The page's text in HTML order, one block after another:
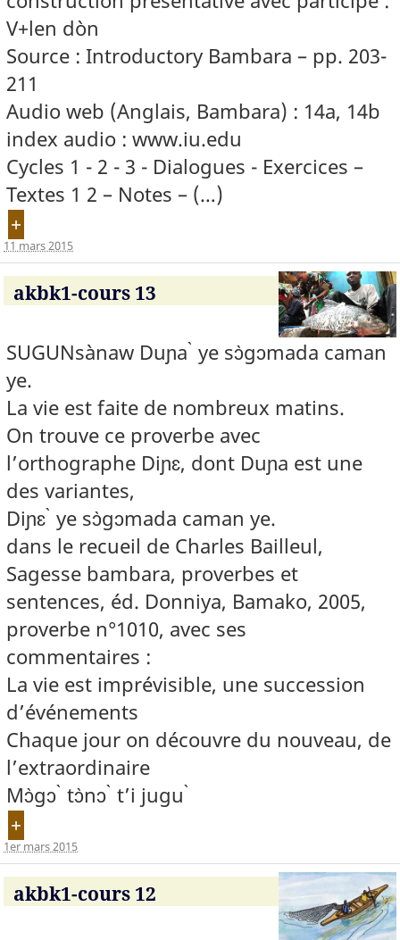
V+len dòn
Source : Introductory Bambara – pp. 203-
211
Audio web (Anglais, Bambara) : 14a, 14b
index audio : www.iu.edu
Cycles 1 - 2 - 3 - Dialogues - Exercices –
Textes 1 2 – Notes – (…)
+
11 mars 2015
akbk1-cours 13
SUGUNsànaw Duɲa ̀ ye sɔ̀gɔmada caman
ye.
La vie est faite de nombreux matins.
On trouve ce proverbe avec
l’orthographe Diɲɛ, dont Duɲa est une
des variantes,
Diɲɛ ̀ ye sɔ̀gɔmada caman ye.
dans le recueil de Charles Bailleul,
Sagesse bambara, proverbes et
sentences, éd. Donniya, Bamako, 2005,
proverbe n°1010, avec ses
commentaires :
La vie est imprévisible, une succession
d’événements
Chaque jour on découvre du nouveau, de
l’extraordinaire
Mɔ̀gɔ ̀ tɔ̀nɔ ̀ t’i jugu ̀
+
1er mars 2015
akbk1-cours 12